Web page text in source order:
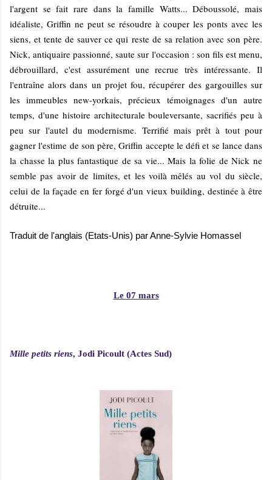
l'argent se fait rare dans la famille Watts... Déboussolé, mais
idéaliste, Griffin ne peut se résoudre à couper les ponts avec les
siens, et tente de sauver ce qui reste de sa relation avec son père.
Nick, antiquaire passionné, saute sur l'occasion : son fils est menu,
débrouillard, c'est assurément une recrue très intéressante. Il
l'entraîne alors dans un projet fou, récupérer des gargouilles sur
les immeubles new-yorkais, précieux témoignages d'un autre
temps, d'une histoire architecturale bouleversante, sacrifiés peu à
peu sur l'autel du modernisme. Terrifié mais prêt à tout pour
gagner l'estime de son père, Griffin accepte le défi et se lance dans
la chasse la plus fantastique de sa vie... Mais la folie de Nick ne
semble pas avoir de limites, et les voilà mêlés au vol du siècle,
celui de la façade en fer forgé d'un vieux building, destinée à être
détruite...
Traduit de l'anglais (Etats-Unis) par Anne-Sylvie Homassel
Le 07 mars
Mille petits riens, Jodi Picoult (Actes Sud)